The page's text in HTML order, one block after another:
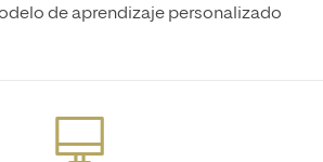
de aprendizaje personalizado